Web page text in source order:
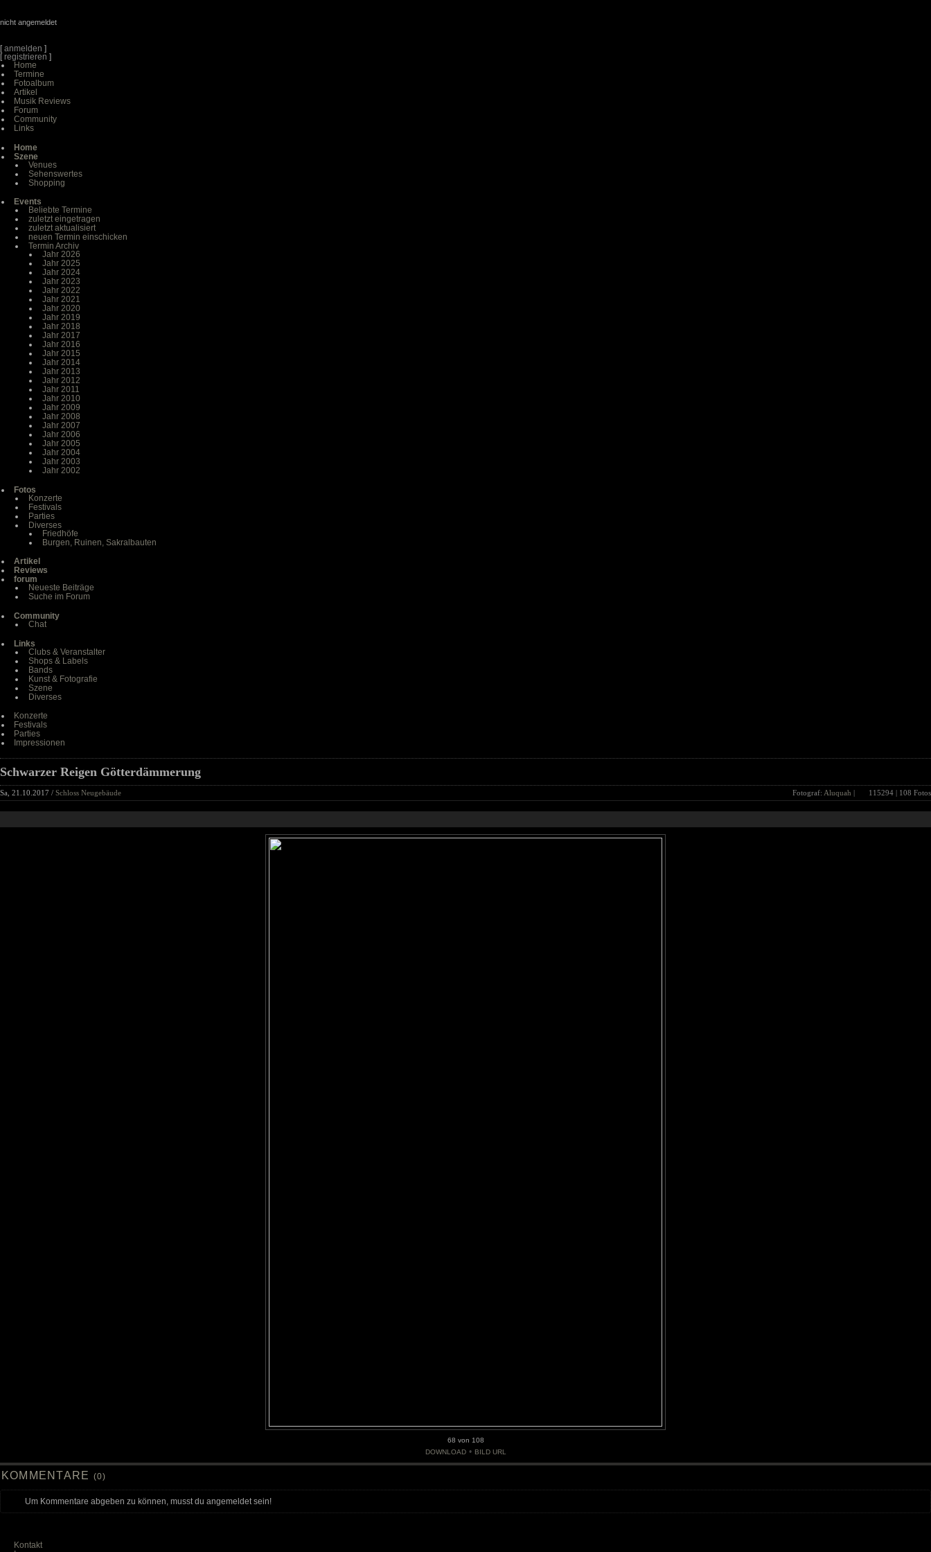
nicht angemeldet
[anmelden ]
[registrieren ]
Home
Termine
Fotoalbum
Artikel
Musik Reviews
Forum
Community
Links
Home
Szene
Venues
Sehenswertes
Shopping
Events
Beliebte Termine
zuletzt eingetragen
zuletzt aktualisiert
neuen Termin einschicken
Termin Archiv
Jahr 2026
Jahr 2025
Jahr 2024
Jahr 2023
Jahr 2022
Jahr 2021
Jahr 2020
Jahr 2019
Jahr 2018
Jahr 2017
Jahr 2016
Jahr 2015
Jahr 2014
Jahr 2013
Jahr 2012
Jahr 2011
Jahr 2010
Jahr 2009
Jahr 2008
Jahr 2007
Jahr 2006
Jahr 2005
Jahr 2004
Jahr 2003
Jahr 2002
Fotos
Konzerte
Festivals
Parties
Diverses
Friedhöfe
Burgen, Ruinen, Sakralbauten
Artikel
Reviews
forum
Neueste Beiträge
Suche im Forum
Community
Chat
Links
Clubs & Veranstalter
Shops & Labels
Bands
Kunst & Fotografie
Szene
Diverses
Konzerte
Festivals
Parties
Impressionen
Schwarzer Reigen Götterdämmerung
Sa, 21.10.2017 / Schloss Neugebäude Fotograf: Aluquah | 115294 | 108 Fotos
68 von 108
DOWNLOAD • BILD URL
KOMMENTARE (0)
Um Kommentare abgeben zu können, musst du angemeldet sein!
Kontakt